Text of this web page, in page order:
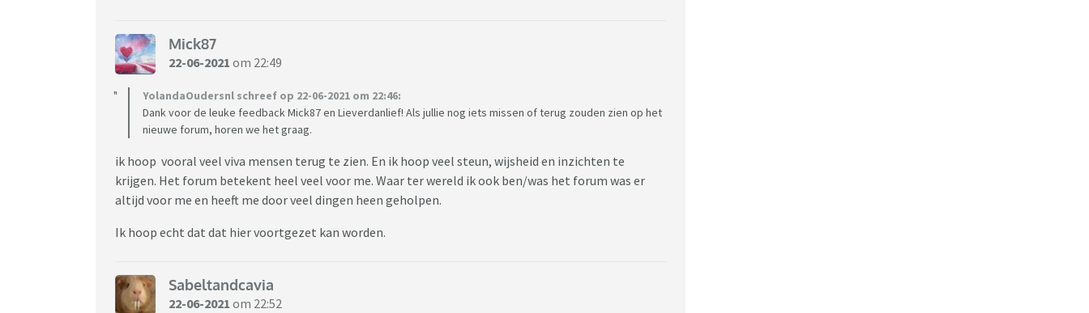
Mick87
22-06-2021 om 22:49
YolandaOudersnl schreef op 22-06-2021 om 22:46:
Dank voor de leuke feedback Mick87 en Lieverdanlief! Als jullie nog iets missen of terug zouden zien op het
nieuwe forum, horen we het graag.
ik hoop vooral veel viva mensen terug te zien. En ik hoop veel steun, wijsheid en inzichten te
krijgen. Het forum betekent heel veel voor me. Waar ter wereld ik ook ben/was het forum was er
altijd voor me en heeft me door veel dingen heen geholpen.
Ik hoop echt dat dat hier voortgezet kan worden.
Sabeltandcavia
22-06-2021 om 22:52